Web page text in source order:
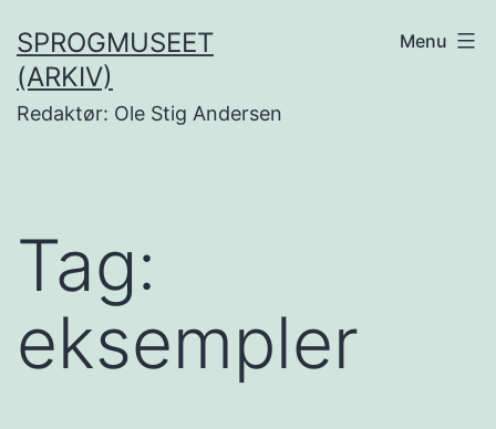
til
indhold
SPROGMUSEET
(ARKIV)
Redaktør: Ole Stig Andersen
Menu
Tag:
eksempler